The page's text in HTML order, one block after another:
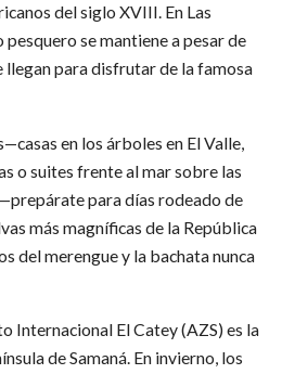
del siglo XVIII. En Las
se mantiene a pesar de
llegan para disfrutar de la famosa
en los árboles en El Valle,
o suites frente al mar sobre las
para días rodeado de
más magníficas de la República
del merengue y la bachata nunca
Internacional El Catey (AZS) es la
de Samaná. En invierno, los